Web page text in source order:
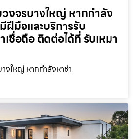
งจรบางใหญ่ หากกำลัง
ฝีมือและบริการรับ
ชื่อถือ ติดต่อได้ที่ รับเหมา
งใหญ่ หากกำลังหาช่า